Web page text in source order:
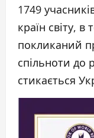
1749
країн світу, в
покликаний
спільноти до
стикається